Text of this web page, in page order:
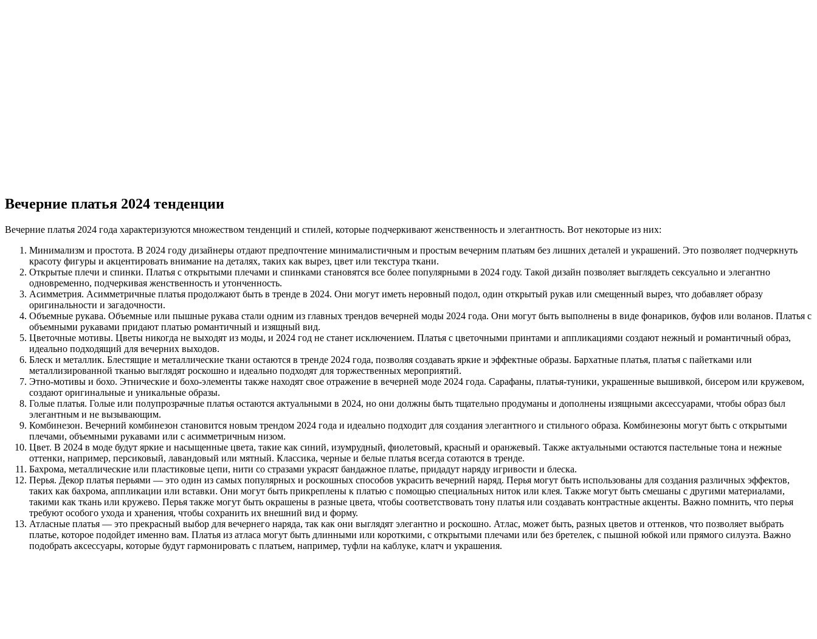
Вечерние платья 2024 тенденции
Вечерние платья 2024 года характеризуются множеством тенденций и стилей, которые подчеркивают женственность и элегантность. Вот некоторые из них:
Минимализм и простота. В 2024 году дизайнеры отдают предпочтение минималистичным и простым вечерним платьям без лишних деталей и украшений. Это позволяет подчеркнуть
красоту фигуры и акцентировать внимание на деталях, таких как вырез, цвет или текстура ткани.
Открытые плечи и спинки. Платья с открытыми плечами и спинками становятся все более популярными в 2024 году. Такой дизайн позволяет выглядеть сексуально и элегантно
одновременно, подчеркивая женственность и утонченность.
Асимметрия. Асимметричные платья продолжают быть в тренде в 2024. Они могут иметь неровный подол, один открытый рукав или смещенный вырез, что добавляет образу
оригинальности и загадочности.
Объемные рукава. Объемные или пышные рукава стали одним из главных трендов вечерней моды 2024 года. Они могут быть выполнены в виде фонариков, буфов или воланов. Платья с
объемными рукавами придают платью романтичный и изящный вид.
Цветочные мотивы. Цветы никогда не выходят из моды, и 2024 год не станет исключением. Платья с цветочными принтами и аппликациями создают нежный и романтичный образ,
идеально подходящий для вечерних выходов.
Блеск и металлик. Блестящие и металлические ткани остаются в тренде 2024 года, позволяя создавать яркие и эффектные образы. Бархатные платья, платья с пайетками или
металлизированной тканью выглядят роскошно и идеально подходят для торжественных мероприятий.
Этно-мотивы и бохо. Этнические и бохо-элементы также находят свое отражение в вечерней моде 2024 года. Сарафаны, платья-туники, украшенные вышивкой, бисером или кружевом,
создают оригинальные и уникальные образы.
Голые платья. Голые или полупрозрачные платья остаются актуальными в 2024, но они должны быть тщательно продуманы и дополнены изящными аксессуарами, чтобы образ был
элегантным и не вызывающим.
Комбинезон. Вечерний комбинезон становится новым трендом 2024 года и идеально подходит для создания элегантного и стильного образа. Комбинезоны могут быть с открытыми
плечами, объемными рукавами или с асимметричным низом.
Цвет. В 2024 в моде будут яркие и насыщенные цвета, такие как синий, изумрудный, фиолетовый, красный и оранжевый. Также актуальными остаются пастельные тона и нежные
оттенки, например, персиковый, лавандовый или мятный. Классика, черные и белые платья всегда сотаются в тренде.
Бахрома, металлические или пластиковые цепи, нити со стразами украсят бандажное платье, придадут наряду игривости и блеска.
Перья. Декор платья перьями — это один из самых популярных и роскошных способов украсить вечерний наряд. Перья могут быть использованы для создания различных эффектов,
таких как бахрома, аппликации или вставки. Они могут быть прикреплены к платью с помощью специальных ниток или клея. Также могут быть смешаны с другими материалами,
такими как ткань или кружево. Перья также могут быть окрашены в разные цвета, чтобы соответствовать тону платья или создавать контрастные акценты. Важно помнить, что перья
требуют особого ухода и хранения, чтобы сохранить их внешний вид и форму.
Атласные платья — это прекрасный выбор для вечернего наряда, так как они выглядят элегантно и роскошно. Атлас, может быть, разных цветов и оттенков, что позволяет выбрать
платье, которое подойдет именно вам. Платья из атласа могут быть длинными или короткими, с открытыми плечами или без бретелек, с пышной юбкой или прямого силуэта. Важно
подобрать аксессуары, которые будут гармонировать с платьем, например, туфли на каблуке, клатч и украшения.